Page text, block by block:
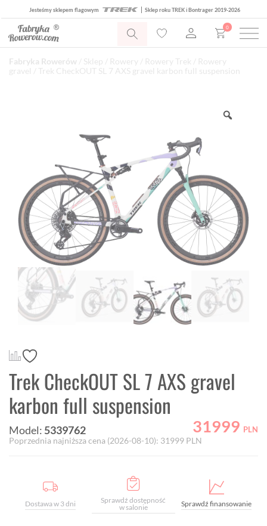
Jesteśmy sklepem flagowym Sklep roku TREK i Bontrager 2019-2026
0
Fabryka Rowerów Sklep Rowery Rowery Trek
Rowery
gravel
/ Trek CheckOUT SL 7 AXS gravel karbon full suspension
Trek CheckOUT SL 7 AXS gravel
karbon full suspension
Model: 5339762 31999 PLN
Poprzednia najniższa cena (2026-08-10): 31999 PLN
Dostawa w 3 dni
Sprawdź dostępność
w salonie
Sprawdź finansowanie